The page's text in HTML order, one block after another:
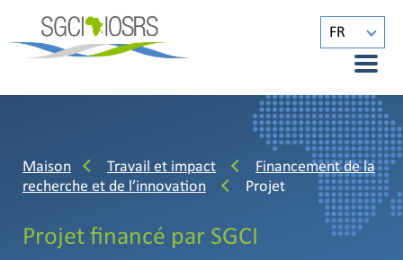
FR
Maison Travail et impact
Financement de la
recherche et de l’innovation
Projet
Projet financé par SGCI